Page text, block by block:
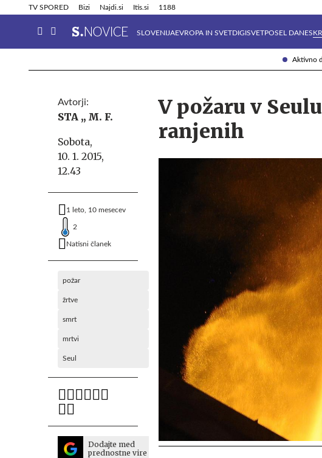
Aktivno
TV SPORED Bizi Najdi.si Itis.si 1188
SLOVENIJAEVROPA IN SVETDIGISVETPOSEL DANES
Info in obvestila Tehnik
Avtorji:
STA ,, M. F.
Sobota,
10. 1. 2015,
12.43
1 leto, 10 mesecev
2
Natisni članek
požar
žrtve
smrt
mrtvi
Seul
Dodajte med
prednostne vire
V požaru v
ranjenih